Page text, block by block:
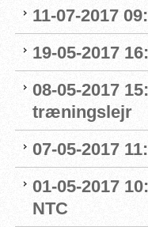
11-07-2017
19-05-2017
08-05-2017
træningslejr
07-05-2017
01-05-2017
NTC